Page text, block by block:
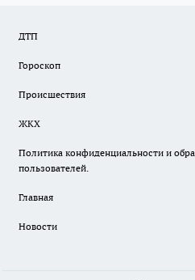
ДТП
Гороскоп
Происшествия
ЖКХ
Политика конфиденциальности и
пользователей.
Главная
Новости